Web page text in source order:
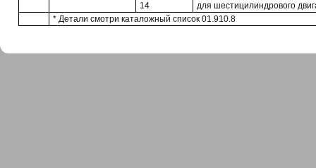
14
для шестицилиндрового
* Детали смотри каталожный список 01.910.8